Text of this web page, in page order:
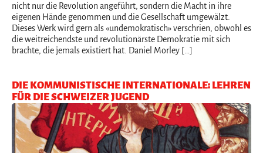
nicht nur die Revolution angeführt, sondern die Macht in ihre
eigenen Hände genommen und die Gesellschaft umgewälzt.
Dieses Werk wird gern als «undemokratisch» verschrien, obwohl es
die weitreichendste und revolutionärste Demokratie mit sich
brachte, die jemals existiert hat. Daniel Morley […]
DIE KOMMUNISTISCHE INTERNATIONALE: LEHREN
FÜR DIE SCHWEIZER JUGEND